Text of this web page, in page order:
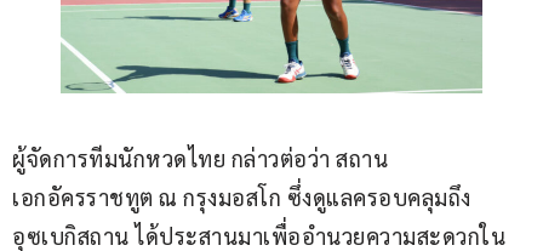
ผู้จัดการทีมนักหวดไทย กล่าวต่อว่า สถาน
เอกอัครราชทูต ณ กรุงมอสโก ซึ่งดูแลครอบคลุมถึง
อุซเบกิสถาน ได้ประสานมาเพื่ออำนวยความสะดวกใน